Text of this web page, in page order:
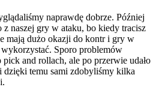
naprawdę dobrze. Później
naszej gry w ataku, bo kiedy tracisz
mają dużo okazji do kontr i gry w
Sporo problemów
and rollach, ale po przerwie udało
dzięki temu sami zdobyliśmy kilka